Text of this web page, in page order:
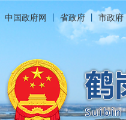
中国政府网 丨省政府 市政府